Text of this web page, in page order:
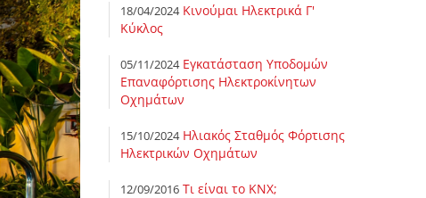
18/04/2024 Κινούμαι Ηλεκτρικά Γ'
Κύκλος
05/11/2024 Εγκατάσταση Υποδομών
Επαναφόρτισης Ηλεκτροκίνητων
Οχημάτων
15/10/2024 Ηλιακός Σταθμός Φόρτισης
Ηλεκτρικών Οχημάτων
12/09/2016 Tι είναι το ΚΝΧ;